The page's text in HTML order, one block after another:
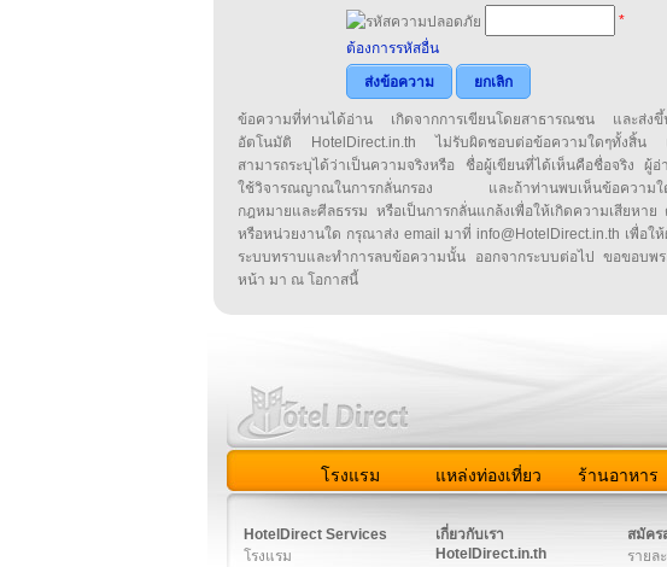
*
ต้องการรหัสอื่น
ส่งข้อความ
ยกเลิก
ข้อความที่ท่านได้อ่าน เกิดจากการเขียนโดยสาธารณชน และส่งขึ้
อัตโนมัติ HotelDirect.in.th ไม่รับผิดชอบต่อข้อความใดๆทั้งสิ้น เ
สามารถระบุได้ว่าเป็นความจริงหรือ ชื่อผู้เขียนที่ได้เห็นคือชื่อจริง ผู้อ่
ใช้วิจารณญาณในการกลั่นกรอง และถ้าท่านพบเห็นข้อความใ
กฎหมายและศีลธรรม หรือเป็นการกลั่นแกล้งเพื่อให้เกิดความเสียหา
หรือหน่วยงานใด กรุณาส่ง email มาที่ info@HotelDirect.in.th เพื่อใ
ระบบทราบและทำการลบข้อความนั้น ออกจากระบบต่อไป ขอขอบพ
หน้า มา ณ โอกาสนี้
โรงแรม แหล่งท่องเที่ยว ร้านอาหาร
HotelDirect Services
โรงแรม
เกี่ยวกับเรา
HotelDirect.in.th
สมัคร
รายล